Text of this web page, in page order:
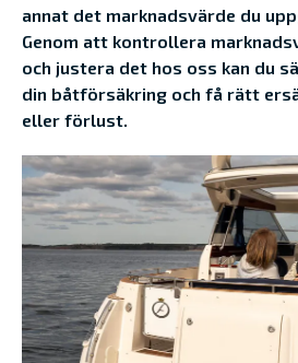
annat det marknadsvärde du
Genom att kontrollera
och justera det hos oss kan du
din båtförsäkring och få rätt
eller förlust.